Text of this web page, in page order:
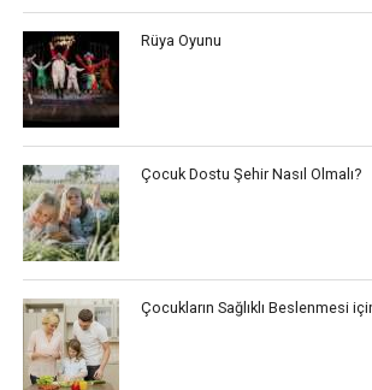
Rüya Oyunu
Çocuk Dostu Şehir Nasıl Olmalı?
Çocukların Sağlıklı Beslenmesi